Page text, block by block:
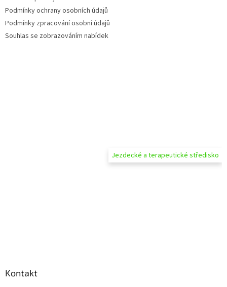
Podmínky ochrany osobních údajů
Podmínky zpracování osobní údajů
Souhlas se zobrazováním nabídek
Jezdecké a terapeutické středisko
Kontakt